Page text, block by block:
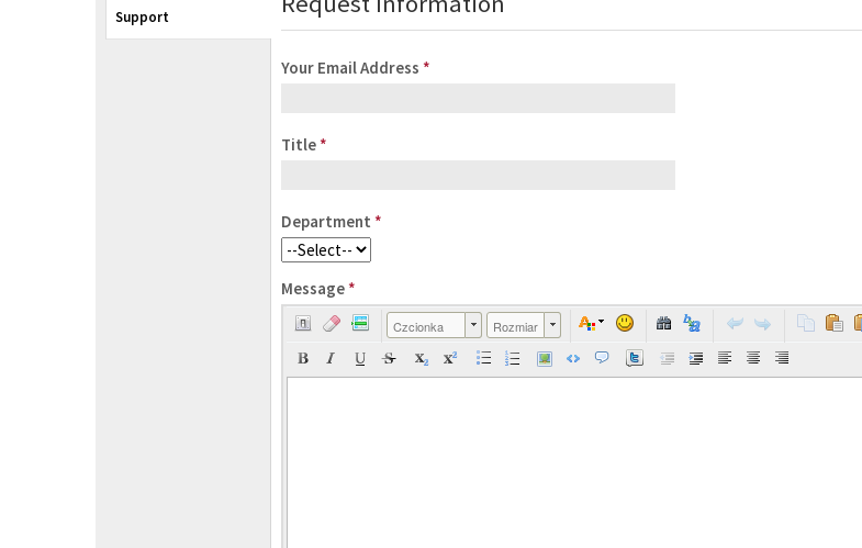
Support
Your Email Address *
Title *
Department *
Message *
Czcionka Rozmiar